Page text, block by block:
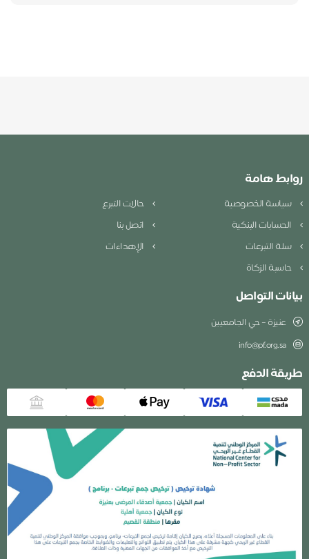
روابط هامة
سياسة الخصوصية
حالات التبرع
الحسابات البنكية
اتصل بنا
سلة التبرعات
الإهداءات
حاسبة الزكاة
بيانات التواصل
عنيزة – حي الجامعيين
info@pf.org.sa
طريقة الدفع